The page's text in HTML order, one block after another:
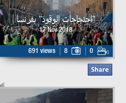
"احتجاجات الوقود" بفرنسا
17 Nov 2018
691 views 8 0